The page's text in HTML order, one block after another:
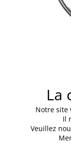
La
Notre site
Il
Veuillez